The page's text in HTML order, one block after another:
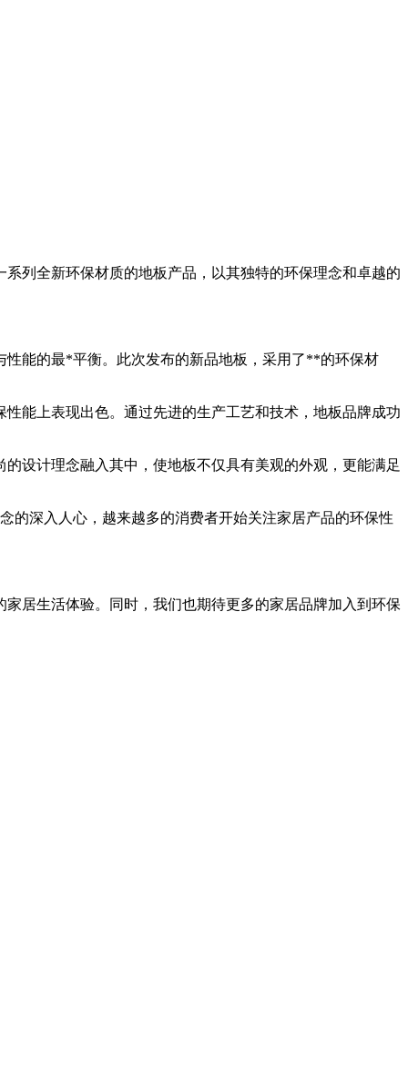
列全新环保材质的地板产品，以其独特的环保理念和卓越的
能的最*平衡。此次发布的新品地板，采用了**的环保材
能上表现出色。通过先进的生产工艺和技术，地板品牌成功
设计理念融入其中，使地板不仅具有美观的外观，更能满足
的深入人心，越来越多的消费者开始关注家居产品的环保性
居生活体验。同时，我们也期待更多的家居品牌加入到环保